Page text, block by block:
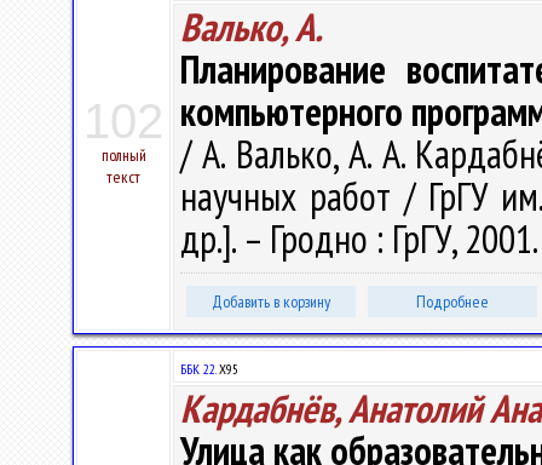
102
полный
текст
Валько, А.
Планирование
компьютерного
/ А. Валько, А. А.
научных работ / ГрГУ
др.]. – Гродно : ГрГУ,
Добавить в корзину Подробнее
ББК 22.Х95
Кардабнёв, Анатолий
Улица как